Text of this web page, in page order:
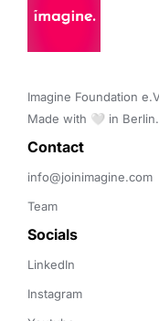
Imagine Foundation
Made with 🤍 in Berlin.
Contact
info@joinimagine.com
Team
Socials
LinkedIn
Instagram